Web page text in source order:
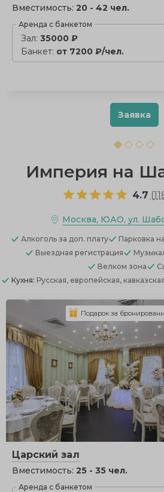
Вместимость: 20 - 42 чел.
Аренда с банкетом
Зал: 35000 ₽
Банкет: от 7200 ₽/чел.
Заявка
Империя на
4.7 (
Москва, ЮАО, ул.
Алкоголь за доп. плату Парковка
Выездная регистрация
Велком зона
Кухня: Русская, европейская,
Царский зал
Вместимость: 25 - 35 чел.
Аренда с банкетом
Подарок за